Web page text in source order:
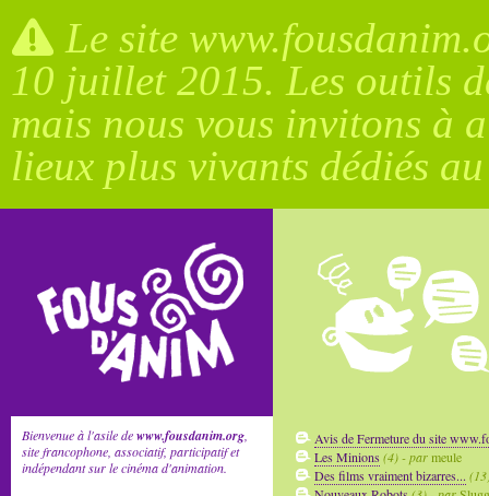
Le site
10 juillet 2015. Les outils
mais nous vous invitons à
lieux plus vivants dédiés
Bienvenue à l'asile dewww.fousdanim.org
site francophone, associatif, participatif et
indépendant sur le cinéma d'animation.
Avis de Fermeture du site
Les Minions(4) - parmeule
Des films vraiment bizarres...